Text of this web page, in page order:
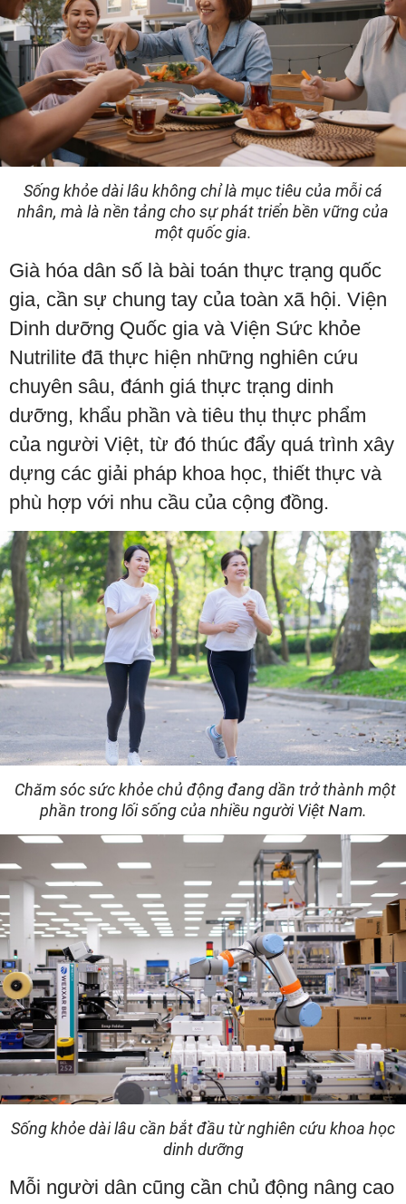
Sống khỏe dài lâu không chỉ là mục tiêu của mỗi cá
nhân, mà là nền tảng cho sự phát triển bền vững của
một quốc gia.
Già hóa dân số là bài toán thực trạng quốc
gia, cần sự chung tay của toàn xã hội. Viện
Dinh dưỡng Quốc gia và Viện Sức khỏe
Nutrilite đã thực hiện những nghiên cứu
chuyên sâu, đánh giá thực trạng dinh
dưỡng, khẩu phần và tiêu thụ thực phẩm
của người Việt, từ đó thúc đẩy quá trình xây
dựng các giải pháp khoa học, thiết thực và
phù hợp với nhu cầu của cộng đồng.
Chăm sóc sức khỏe chủ động đang dần trở thành một
phần trong lối sống của nhiều người Việt Nam.
Sống khỏe dài lâu cần bắt đầu từ nghiên cứu khoa học
dinh dưỡng
Mỗi người dân cũng cần chủ động nâng cao